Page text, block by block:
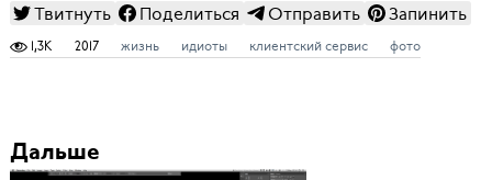
Твитнуть
Поделиться Отправить Запинить
1,3K 2017 жизнь идиоты клиентский сервис фото
Дальше